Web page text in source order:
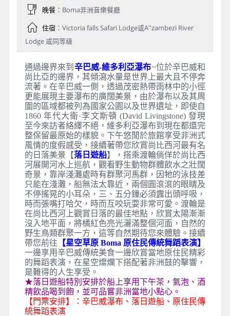
晚餐：Boma非洲音樂餐廳
住宿：Victoria falls Safari Lodge或A''zambezi River
Lodge 或同等級
通過邊界來到 辛巴威-維多利亞瀑布~位於辛巴威和
尚比亞的邊界，其傾瀉水量是世界上最大且不停奔
流著。在辛巴威一側，透過茂密熱帶雨林中的小徑
更能展現主要瀑布的廣闊美景，由於瀑布以及其周
圍的區域都被列為國家公園以及世界遺址，即使自
1860 年代大衛·李文斯頓 (David Livingstone) 發現
至今來訪者絡繹不絕，維多利亞瀑布到現在都還完
整保留最原始的樣貌。下午悠閒於旅館享受非洲式
風情的度假感受，接續著帶您欣賞尚比西河最有名
的日落美景【落日遊船】，搭乘渡輪倘佯於尚比西
河展開河水上巡航，觀看野生動物群體飲水之壯闊
奇景，靠岸淺灘處時有群聚河馬群，因牠的泳技差
只能在淺灘，船無法太靠近，兩個圓滾滾的眼睛及
不停搖晃的小耳朵，三、五分鐘必須露出頭呼吸，
時而張嘴打哈欠，時而互咬玩耍非常可愛。渡輪是
在尚比西河上觀賞日落的最佳地點，欣賞太陽漸漸
沒入地平面，將橘紅色亮光灑滿整個河面，自然的
野生鳥類群聚一方，這等自然期待您來體驗。接續
帶您前往 【星空草原 Boma 原住民傳統舞蹈表演】
一邊享用辛巴威傳統美食一邊欣賞當地原住民精彩
的舞蹈表演，在星空燦爛下搭配著非洲鼓的擊響，
是難得的人生享受。
★落日遊船特別安排於船上享用下午茶，氣泡、酒
精飲品喝到飽，並可品嘗非洲當地小點心。
【門票安排】：辛巴威瀑布、落日遊船、原住民傳
統舞蹈表演